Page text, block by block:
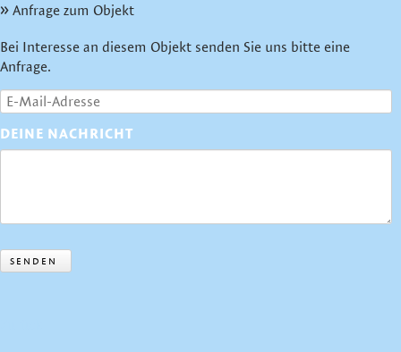
Anfrage zum Objekt
Bei Interesse an diesem Objekt senden Sie uns bitte eine
Anfrage.
DEINE NACHRICHT
SENDEN